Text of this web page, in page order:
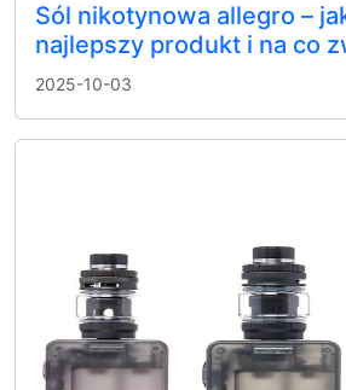
Sól nikotynowa allegro –
najlepszy produkt i na co
2025-10-03